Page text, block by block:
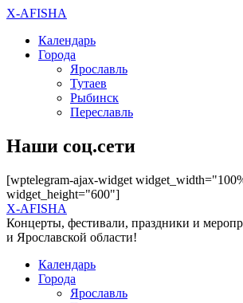
X-AFISHA
Календарь
Города
Ярославль
Тутаев
Рыбинск
Переславль
Наши соц.сети
[wptelegram-ajax-widget
widget_height="600"]
X-AFISHA
Концерты, фестивали, праздники и
и Ярославской области!
Календарь
Города
Ярославль